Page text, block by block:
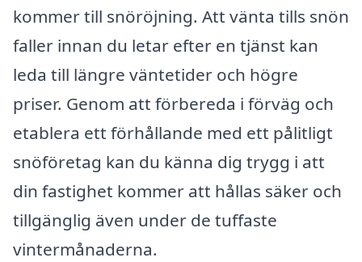
kommer till snöröjning. Att vänta tills snön
faller innan du letar efter en tjänst kan
leda till längre väntetider och högre
priser. Genom att förbereda i förväg och
etablera ett förhållande med ett pålitligt
snöföretag kan du känna dig trygg i att
din fastighet kommer att hållas säker och
tillgänglig även under de tuffaste
vintermånaderna.